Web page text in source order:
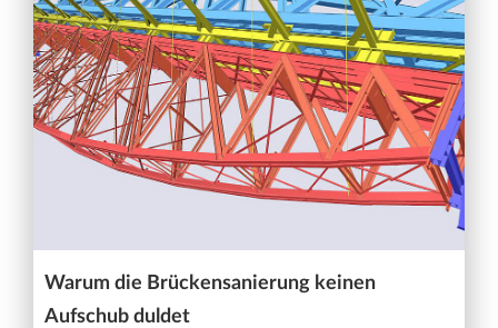
Warum die Brückensanierung keinen
Aufschub duldet